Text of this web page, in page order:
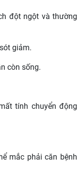
đột ngột và thường
giảm.
còn sống.
tính chuyển động
mắc phải căn bệnh